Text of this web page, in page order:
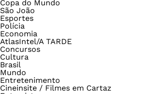
Copa do Mundo
São João
Esportes
Polícia
Economia
AtlasIntel/A TARDE
Concursos
Cultura
Brasil
Mundo
Entretenimento
Cineinsite / Filmes em Cartaz